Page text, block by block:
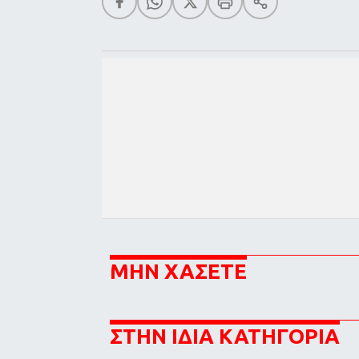
ΜΗΝ ΧΑΣΕΤΕ
ΣΤΗΝ ΙΔΙΑ ΚΑΤΗΓΟΡΙΑ